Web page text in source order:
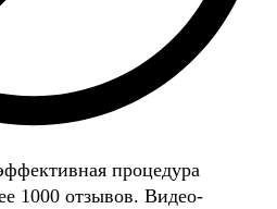
процедура
1000 отзывов. Видео-